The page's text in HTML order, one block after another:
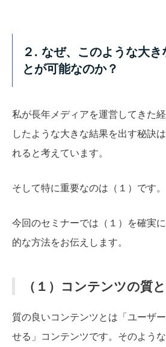
２. なぜ、このような大き
とが可能なのか？
私が長年メディアを運営してきた
したような大きな結果を出す秘訣
れると考えています。
そして特に重要なのは（１）です。
今回のセミナーでは（１）を確実
的な方法をお伝えします。
（１）コンテンツの質
質の良いコンテンツとは「ユーザ
せる」コンテンツです。そのよう